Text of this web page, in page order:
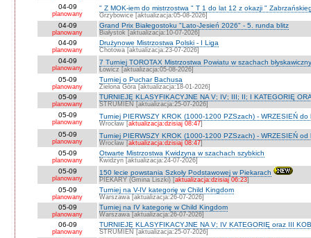
04-09
planowany
" Z MOK-iem do mistrzostwa " T 1 do lat 12 z okazji "
Grzybowice [aktualizacja:05-08-2026]
04-09
planowany
Grand Prix Białegostoku "Lato-Jesień 2026" - 5. runda blitz
Białystok [aktualizacja:10-07-2026]
04-09
planowany
Drużynowe Mistrzostwa Polski - I Liga
Chotowa [aktualizacja:23-07-2026]
04-09
planowany
7 Turniej TOROTAX Mistrzostwa Powiatu w szachach
Łowicz [aktualizacja:05-08-2026]
05-09
planowany
Turniej o Puchar Bachusa
Zielona Góra [aktualizacja:18-01-2026]
05-09
planowany
TURNIEJE KLASYFIKACYJNE NA V; IV; III; II; I KATEGORIĘ
STRUMIEŃ [aktualizacja:25-07-2026]
05-09
planowany
Turniej PIERWSZY KROK (1000-1200 PZSzach) - WRZESIEŃ do
Wrocław [aktualizacja:dzisiaj 08:47]
05-09
planowany
Turniej PIERWSZY KROK (1000-1200 PZSzach) - WRZESIEŃ od
Wrocław [aktualizacja:dzisiaj 08:47]
05-09
planowany
Otwarte Mistrzostwa Kwidzyna w szachach szybkich
Kwidzyn [aktualizacja:24-07-2026]
05-09
planowany
150 lecie powstania Szkoły Podstawowej w Piekarach
PIEKARY (Gmina Liszki) [aktualizacja:dzisiaj 06:23]
05-09
planowany
Turniej na V-IV kategorię w Child Kingdom
Warszawa [aktualizacja:26-07-2026]
05-09
planowany
Turniej na IV kategorię w Child Kingdom
Warszawa [aktualizacja:26-07-2026]
06-09
planowany
TURNIEJE KLASYFIKACYJNE NA V; IV KATEGORIĘ oraz III
STRUMIEŃ [aktualizacja:25-07-2026]